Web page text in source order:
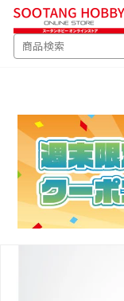
SEARCH